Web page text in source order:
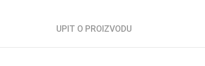
UPIT O PROIZVODU